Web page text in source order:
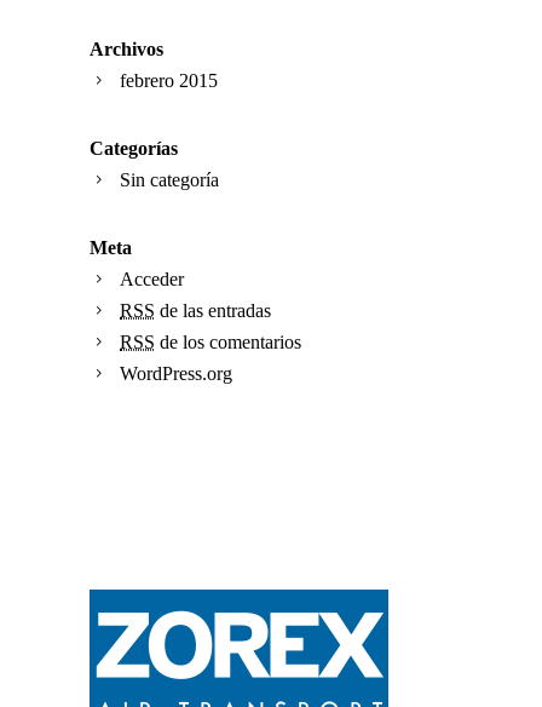
Archivos
febrero 2015
Categorías
Sin categoría
Meta
Acceder
RSS de las entradas
RSS de los comentarios
WordPress.org